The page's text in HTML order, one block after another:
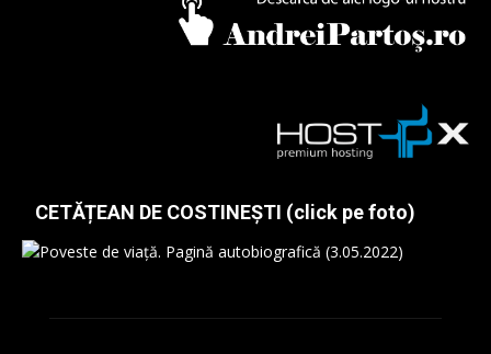
CETĂȚEAN DE COSTINEȘTI (click pe foto)